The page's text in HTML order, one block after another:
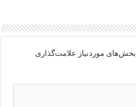
بخش‌های موردنیاز علامت‌گذاری